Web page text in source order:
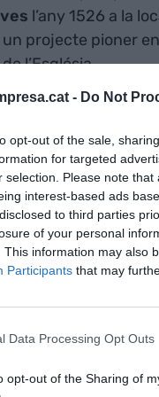
- Do Not
opt-out of the sale,
for targeted
selection. Please note
interest-based ads
to third parties
of your personal
This information may also
Participants that may
Data Processing Opt Outs
opt-out of the Sharing of
l’any 1526 a la
projecte pioner
l’Església.
viu. Les crisis
La Gran
de tot
la correlació
i els períodes
l’amenaça
la RBU té més
en la RBU com una
a una acció
reacció. Segons